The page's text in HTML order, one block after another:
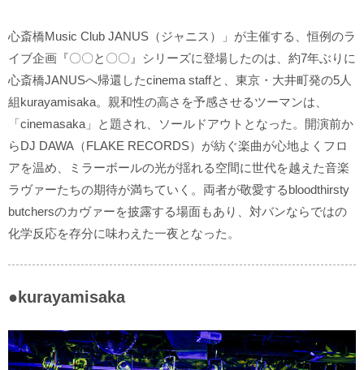
心斎橋Music Club JANUS（ジャニス）」が主催する、恒例のラ
イブ企画『〇〇と〇〇』シリーズに登場したのは、約7年ぶりに
心斎橋JANUSへ帰還したcinema staffと、東京・大井町発の5人
組kurayamisaka。親和性の高さを予感させるツーマンは、
「cinemasaka」と題され、ソールドアウトとなった。開演前か
らDJ DAWA（FLAKE RECORDS）が紡ぐ楽曲が心地よくフロ
アを温め、ミラーボールの光が揺れる空間に世代を越えた音楽
ラヴァーたちの期待が満ちていく。両者が敬愛するbloodthirsty
butchersのカヴァーを披露する場面もあり、対バンならではの
化学反応を存分に味わえた一夜となった。
●kurayamisaka